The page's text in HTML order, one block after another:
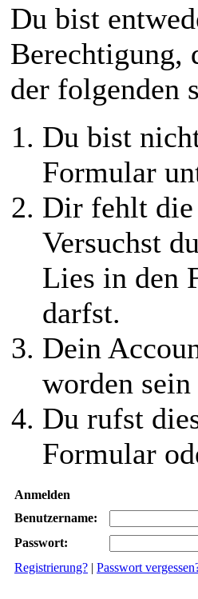
Du bist
Berechtigung,
der folgenden
Du bist
Formular
Dir fehlt die
Versuchst
Lies in den
darfst.
Dein
worden
Du rufst
Formular
Anmelden
Benutzername:
Passwort:
Registrierung? | Passwort